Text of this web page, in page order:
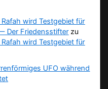
wird Testgebiet für
Der Friedensstifter zu
wird Testgebiet für
UFO während